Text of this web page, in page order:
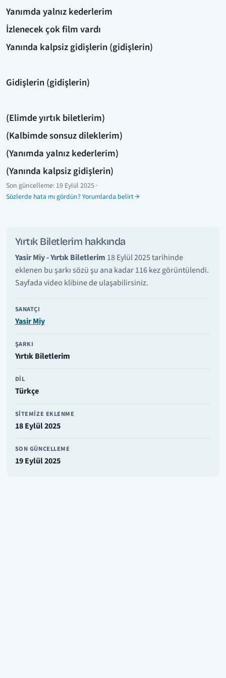
Yanımda yalnız kederlerim
İzlenecek çok film vardı
Yanında kalpsiz gidişlerin (gidişlerin)
Gidişlerin (gidişlerin)
(Elimde yırtık biletlerim)
(Kalbimde sonsuz dileklerim)
(Yanımda yalnız kederlerim)
(Yanında kalpsiz gidişlerin)
Son güncelleme: 19 Eylül 2025 ·
Sözlerde hata mı gördün? Yorumlarda belirt
Yırtık Biletlerim hakkında
Yasir Miy - Yırtık Biletlerim 18 Eylül 2025 tarihinde
eklenen bu şarkı sözü şu ana kadar 116 kez görüntülendi.
Sayfada video klibine de ulaşabilirsiniz.
SANATÇI
Yasir Miy
ŞARKI
Yırtık Biletlerim
DIL
Türkçe
SITEMIZE EKLENME
18 Eylül 2025
SON GÜNCELLEME
19 Eylül 2025